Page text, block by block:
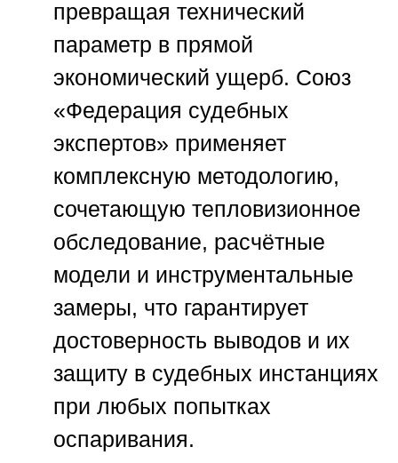
превращая технический
параметр в прямой
экономический ущерб. Союз
«Федерация судебных
экспертов» применяет
комплексную методологию,
сочетающую тепловизионное
обследование, расчётные
модели и инструментальные
замеры, что гарантирует
достоверность выводов и их
защиту в судебных инстанциях
при любых попытках
оспаривания.